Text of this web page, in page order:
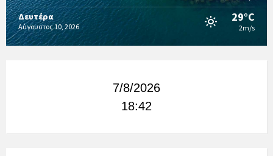
Δευτέρα
Αύγουστος 10, 2026
29°C
2m/s
7/8/2026
18:42